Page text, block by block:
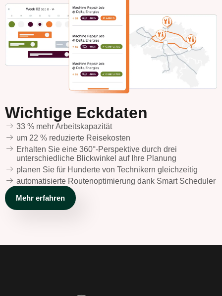
Wichtige Eckdaten
33 % mehr Arbeitskapazität
um 22 % reduzierte Reisekosten
Erhalten Sie eine 360°-Perspektive durch drei
unterschiedliche Blickwinkel auf Ihre Planung
planen Sie für Hunderte von Technikern gleichzeitig
automatisierte Routenoptimierung dank Smart Scheduler
Mehr erfahren